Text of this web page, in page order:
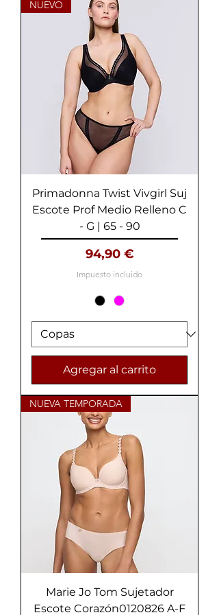
NUEVO
Primadonna Twist Vivgirl Suj
Escote Prof Medio Relleno C
- G | 65 - 90
Precio
94,90 €
Impuesto incluido
Agregar al carrito
NUEVA TEMPORADA
Marie Jo Tom Sujetador
Escote Corazón0120826 A-F